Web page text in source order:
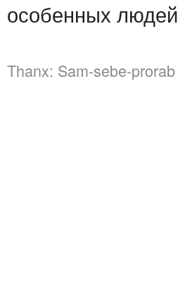
особенных людей
Thanx: Sam-sebe-prorab